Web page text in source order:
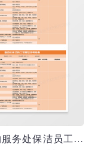
橙色简约服务处保洁员工管理绩效考核表excel模版